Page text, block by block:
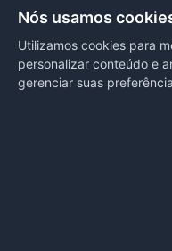
Rua Antonio Tavares, n°
Mirassol D’Oeste, MT
REDES SOCIAIS
Nós usamos
Utilizamos cookies para
personalizar conteúdo e
gerenciar suas